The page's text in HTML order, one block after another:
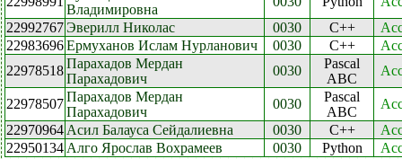
Владимировна
22992767 Эверилл Николас 0030 C++
22983696Ермуханов Ислам Нурланович 0030 C++
22978518Парахадов Мердан
Парахадович
0030
Pascal
ABC
22978507Парахадов Мердан
Парахадович
0030
Pascal
ABC
22970964 Асил Балауса Сейдалиевна 0030 C++
22950134 Алго Ярослав Вохрамеев 0030 Python